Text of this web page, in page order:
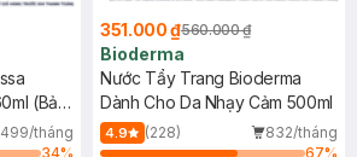
(Bản
499/tháng
34%
351.000 ₫560.000 ₫
Bioderma
Nước Tẩy Trang Bioderma
Dành Cho Da Nhạy Cảm 500ml
4.9 (228)
832/tháng
67%